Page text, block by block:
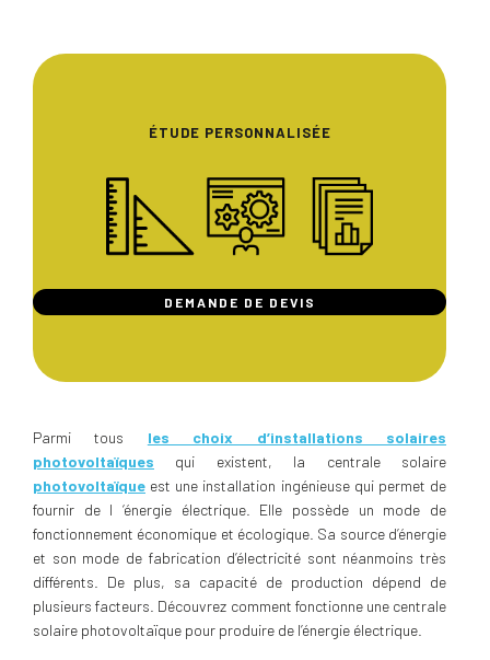
ÉTUDE PERSONNALISÉE
DEMANDE DE DEVIS
Parmi tous les choix d’installations solaires
photovoltaïques qui existent, la centrale solaire
photovoltaïque est une installation ingénieuse qui permet de
fournir de l ‘énergie électrique. Elle possède un mode de
fonctionnement économique et écologique. Sa source d’énergie
et son mode de fabrication d’électricité sont néanmoins très
différents. De plus, sa capacité de production dépend de
plusieurs facteurs. Découvrez comment fonctionne une centrale
solaire photovoltaïque pour produire de l’énergie électrique.